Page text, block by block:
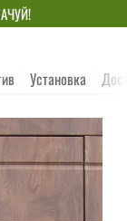
Установка